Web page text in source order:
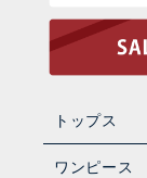
トップス
ワンピース